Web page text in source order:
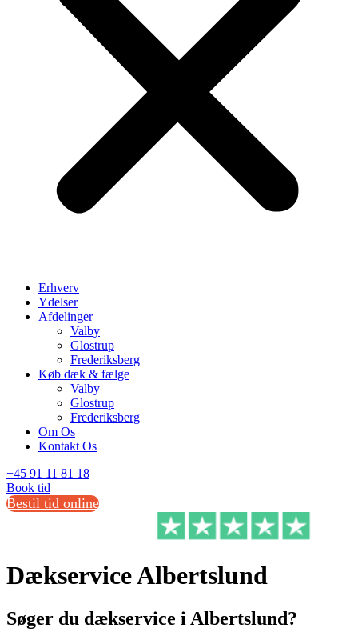
Erhverv
Ydelser
Afdelinger
Valby
Glostrup
Frederiksberg
Køb dæk & fælge
Valby
Glostrup
Frederiksberg
Om Os
Kontakt Os
+45 91 11 81 18
Book tid
Bestil tid online
Dækservice Albertslund
Søger du dækservice i Albertslund?